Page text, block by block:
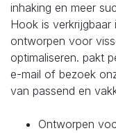
inhaking en meer
Hook is
ontworpen voor
optimaliseren. pakt
e-mail of bezoek
van passend en
Ontworpen